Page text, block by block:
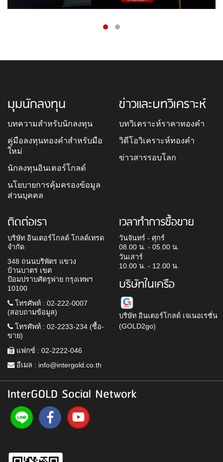
มุมนักลงทุน
บทความสำหรับนักลงทุน
คู่มือลงทุนทองคำสำหรับมือ
ใหม่
นักลงทุนอินเตอร์โกลด์
นโยบายการคุ้มครองข้อมูล
ส่วนบุคคล
ข่าวและบทวิเคราะห์
บทวิเคราะห์ราคาทองคำ
วิดีโอวิเคราะห์ทองคำ
ข่าวสารรอบโลก
ติดต่อเรา
บริษัท อินเตอร์โกลด์ โกลด์เทรด
จำกัด
348 ถนนบริพัตร แขวง
บ้านบาตร เขต
ป้อมปราบศัตรูพ่าย กรุงเทพฯ
10100
โทรศัพท์ : 02-222-0007
(สอบถามข้อมูล)
โทรศัพท์ : 02-2233-234 (ซื้อ-
ขาย)
แฟกซ์ : 02-2222-046
อีเมล : info@intergold.co.th
เวลาทำการซื้อขาย
วันจันทร์ - ศุกร์
08.00 น. - 05.00 น.
วันเสาร์
10.00 น. - 12.00 น.
บริษัทในเครือ
บริษัท อินเตอร์โกลด์ เจเนอเรชั่น
(GOLD2go)
InterGOLD Social Network